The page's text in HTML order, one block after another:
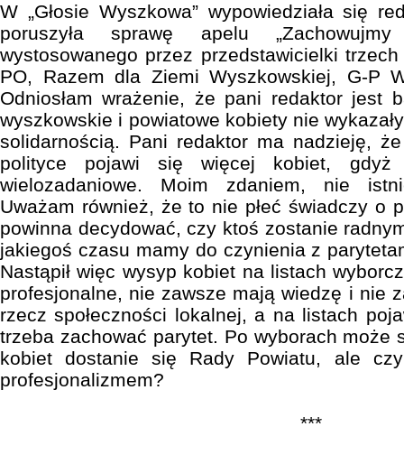
W „Głosie Wyszkowa” wypowiedziała się
poruszyła sprawę apelu
wystosowanego przez przedstawicielki
PO, Razem dla Ziemi Wyszkowskiej, G-P
Odniosłam wrażenie, że pani redaktor jest
wyszkowskie i powiatowe kobiety nie
solidarnością. Pani redaktor ma nadzieję,
polityce pojawi się więcej kobiet,
wielozadaniowe. Moim zdaniem, nie
Uważam również, że to nie płeć świadczy o
powinna decydować, czy ktoś zostanie
jakiegoś czasu mamy do czynienia z
Nastąpił więc wysyp kobiet na listach
profesjonalne, nie zawsze mają wiedzę i nie
rzecz społeczności lokalnej, a na listach
trzeba zachować parytet. Po wyborach może
kobiet dostanie się Rady Powiatu, ale
profesjonalizmem?
***